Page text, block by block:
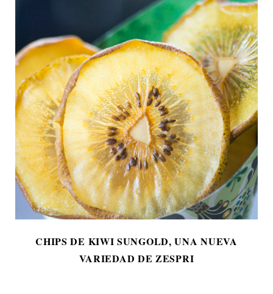
CHIPS DE KIWI SUNGOLD, UNA NUEVA
VARIEDAD DE ZESPRI